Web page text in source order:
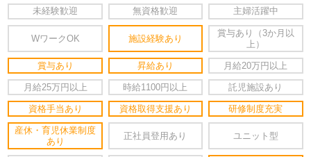
未経験歓迎 無資格歓迎 主婦活躍中
WワークOK 施設経験あり
賞与あり（3か月以
上）
賞与あり 昇給あり 月給20万円以上
月給25万円以上 時給1100円以上 託児施設あり
資格手当あり 資格取得支援あり 研修制度充実
産休・育児休業制度
あり
正社員登用あり ユニット型